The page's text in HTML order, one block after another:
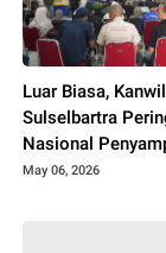
Luar Biasa,
Sulselbartra
Nasional
Tahun 2026
May 06, 2026